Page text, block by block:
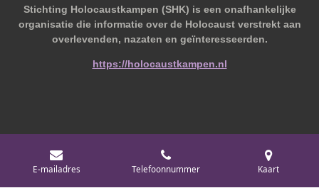
Stichting Holocaustkampen (SHK) is een onafhankelijke
organisatie die informatie over de Holocaust verstrekt aan
overlevenden, nazaten en geïnteresseerden.
https://holocaustkampen.nl
© 2019 - 2026 Behoudvanoud
Powered byJouwWeb
E-mailadres Telefoonnummer Kaart